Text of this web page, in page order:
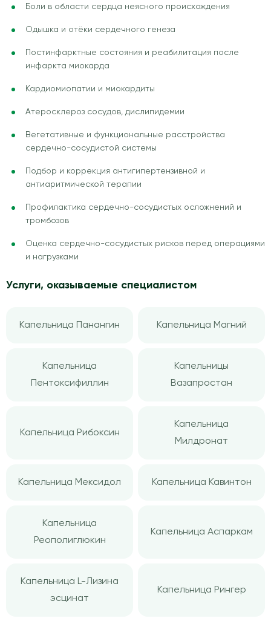
Боли в области сердца неясного происхождения
Одышка и отёки сердечного генеза
Постинфарктные состояния и реабилитация после
инфаркта миокарда
Кардиомиопатии и миокардиты
Атеросклероз сосудов, дислипидемии
Вегетативные и функциональные расстройства
сердечно-сосудистой системы
Подбор и коррекция антигипертензивной и
антиаритмической терапии
Профилактика сердечно-сосудистых осложнений и
тромбозов
Оценка сердечно-сосудистых рисков перед операциями
и нагрузками
Услуги, оказываемые специалистом
Капельница Панангин Капельница Магний
Капельница
Пентоксифиллин
Капельницы
Вазапростан
Капельница Рибоксин
Капельница
Милдронат
Капельница Мексидол Капельница Кавинтон
Капельница
Реополиглюкин
Капельница Аспаркам
Капельница L-Лизина
эсцинат
Капельница Рингер